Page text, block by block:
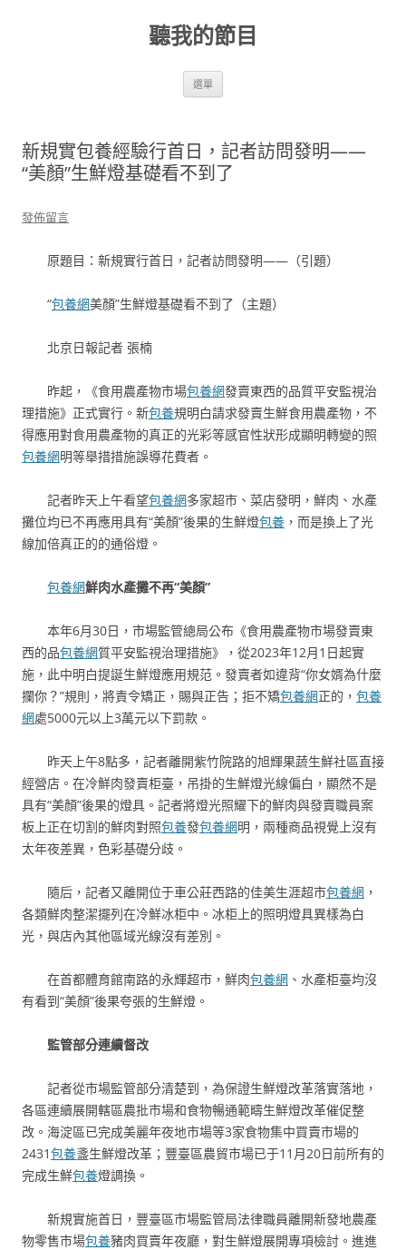
聽我的節目
選單
新規實包養經驗行首日，記者訪問發明——
“美顏”生鮮燈基礎看不到了
發佈留言
原題目：新規實行首日，記者訪問發明——（引題）
“包養網美顏”生鮮燈基礎看不到了（主題）
北京日報記者 張楠
昨起，《食用農產物市場包養網發賣東西的品質平安監視治
理措施》正式實行。新包養規明白請求發賣生鮮食用農產物，不
得應用對食用農產物的真正的光彩等感官性狀形成顯明轉變的照
包養網明等舉措措施誤導花費者。
記者昨天上午看望包養網多家超市、菜店發明，鮮肉、水產
攤位均已不再應用具有“美顏”後果的生鮮燈包養 ，而是換上了光
線加倍真正的的通俗燈。
包養網鮮肉水產攤不再“美顏”
本年6月30日，市場監管總局公布《食用農產物市場發賣東
西的品包養網質平安監視治理措施》，從2023年12月1日起實
施，此中明白提誕生鮮燈應用規范。發賣者如違背“你女婿為什麼
攔你？”規則，將責令矯正，賜與正告；拒不矯包養網正的， 包養
網處5000元以上3萬元以下罰款。
昨天上午8點多，記者離開紫竹院路的旭輝果蔬生鮮社區直接
經營店。在冷鮮肉發賣柜臺，吊掛的生鮮燈光線偏白，顯然不是
具有“美顏”後果的燈具。記者將燈光照耀下的鮮肉與發賣職員案
板上正在切割的鮮肉對照包養發包養網明，兩種商品視覺上沒有
太年夜差異，色彩基礎分歧。
隨后，記者又離開位于車公莊西路的佳美生涯超市包養網 ，
各類鮮肉整潔擺列在冷鮮冰柜中。冰柜上的照明燈具異樣為白
光，與店內其他區域光線沒有差別。
在首都體育館南路的永輝超市，鮮肉包養網 、水產柜臺均沒
有看到“美顏”後果夸張的生鮮燈。
監管部分連續督改
記者從市場監管部分清楚到，為保證生鮮燈改革落實落地，
各區連續展開轄區農批市場和食物暢通範疇生鮮燈改革催促整
改。海淀區已完成美麗年夜地市場等3家食物集中買賣市場的
2431包養盞生鮮燈改革；豐臺區農貿市場已于11月20日前所有的
完成生鮮包養燈調換。
新規實施首日，豐臺區市場監管局法律職員離開新發地農產
物零售市場包養豬肉買賣年夜廳，對生鮮燈展開專項檢討。進進